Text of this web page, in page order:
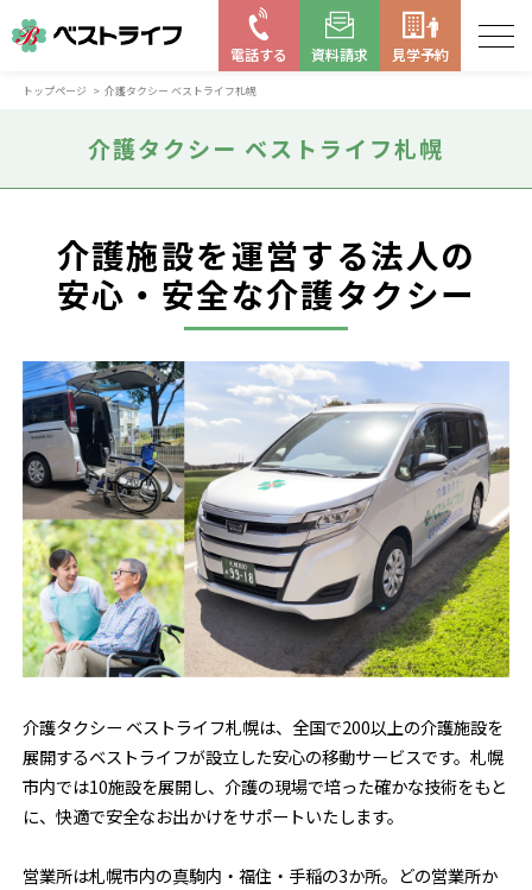
電話する 資料請求 見学予約
はじめての老人ホーム
よくある質問
トップページ 介護タクシー ベストライフ札幌
介護タクシー ベストライフ札幌
介護施設を運営する法人の
安心・安全な介護タクシー
介護タクシー ベストライフ札幌は、全国で200以上の介護施設を
展開するベストライフが設立した安心の移動サービスです。札幌
市内では10施設を展開し、介護の現場で培った確かな技術をもと
に、快適で安全なお出かけをサポートいたします。
営業所は札幌市内の真駒内・福住・手稲の3か所。どの営業所か